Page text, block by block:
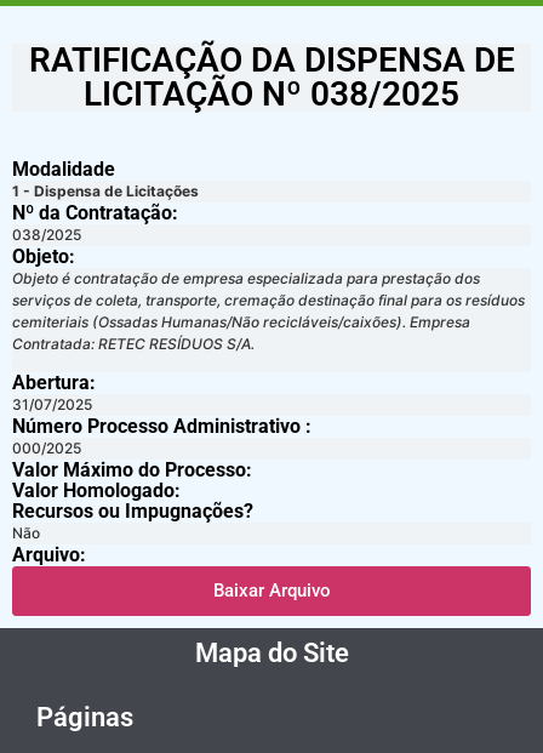
RATIFICAÇÃO DA DISPENSA DE
LICITAÇÃO Nº 038/2025
Modalidade
1 - Dispensa de Licitações
Nº da Contratação:
038/2025
Objeto:
Objeto é contratação de empresa especializada para prestação dos
serviços de coleta, transporte, cremação destinação final para os resíduos
cemiteriais (Ossadas Humanas/Não recicláveis/caixões). Empresa
Contratada: RETEC RESÍDUOS S/A.
Abertura:
31/07/2025
Número Processo Administrativo :
000/2025
Valor Máximo do Processo: ​
Valor Homologado: ​
Recursos ou Impugnações? ​
Não
Arquivo:
Baixar Arquivo
Mapa do Site
Páginas